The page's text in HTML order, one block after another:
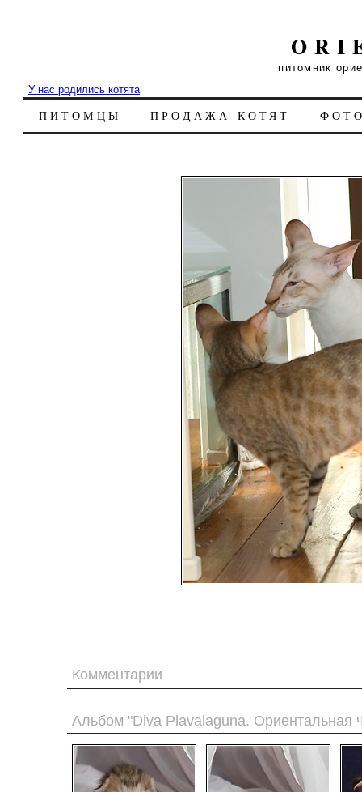
питомник
У нас родились котята
ПИТОМЦЫ ПРОДАЖА КОТЯТ
Комментарии
Альбом "Diva Plavalaguna. Ориентальная